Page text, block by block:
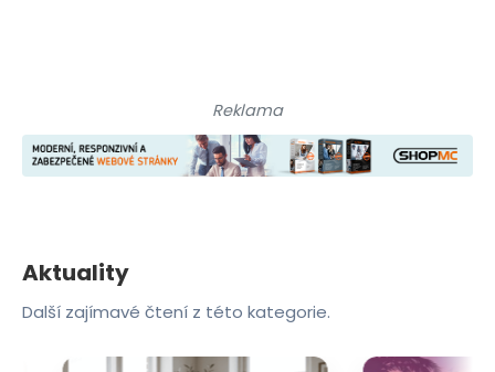
Reklama
Aktuality
Další zajímavé čtení z této kategorie.